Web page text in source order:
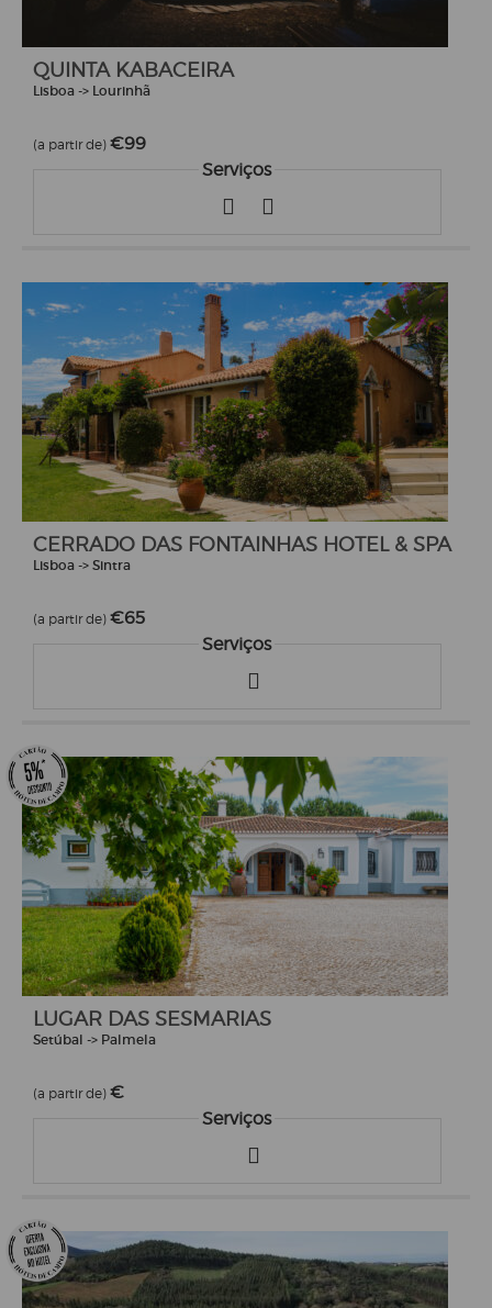
QUINTA KABACEIRA
Lisboa -> Lourinhã
(a partir de) €99
Serviços
CERRADO DAS FONTAINHAS HOTEL & SPA
Lisboa -> Sintra
(a partir de) €65
Serviços
LUGAR DAS SESMARIAS
Setúbal -> Palmela
(a partir de) €
Serviços